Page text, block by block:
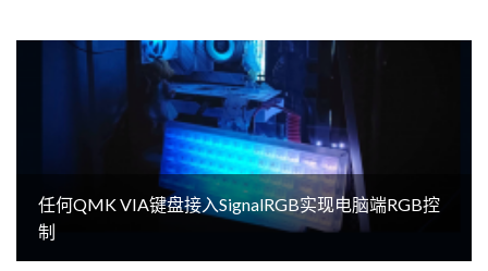
任何QMK VIA键盘接入SignalRGB实现电脑端RGB控
制